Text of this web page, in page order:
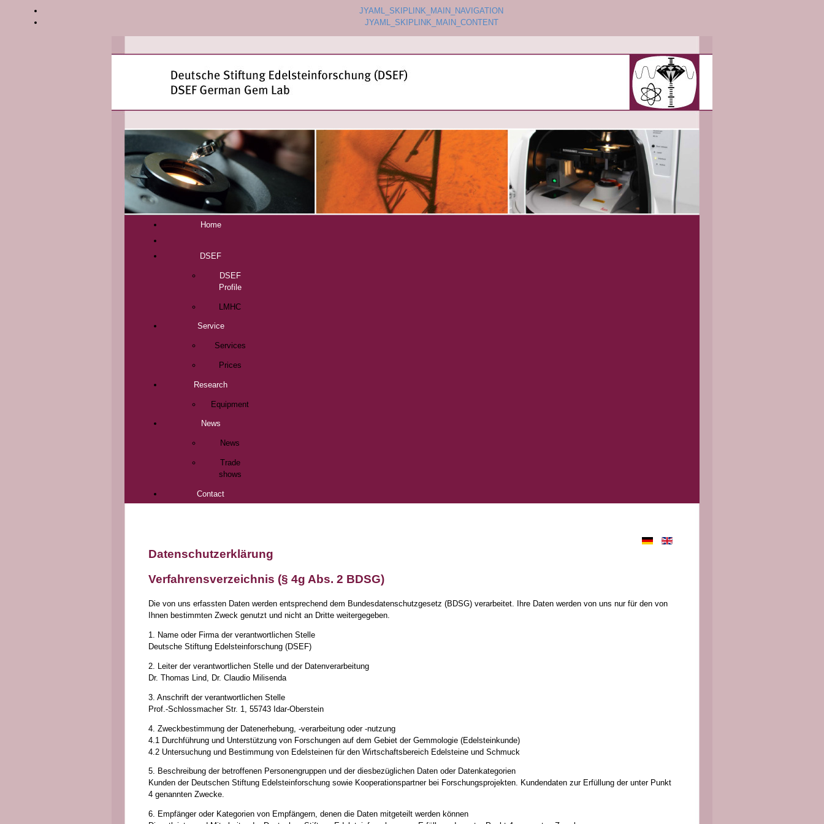
JYAML_SKIPLINK_MAIN_NAVIGATION
JYAML_SKIPLINK_MAIN_CONTENT
Home
DSEF
DSEF
Profile
LMHC
Service
Services
Prices
Research
Equipment
News
News
Trade
shows
Contact
Datenschutzerklärung
Verfahrensverzeichnis (§ 4g Abs. 2 BDSG)
Die von uns erfassten Daten werden entsprechend dem Bundesdatenschutzgesetz (BDSG) verarbeitet. Ihre Daten werden von uns nur für den von
Ihnen bestimmten Zweck genutzt und nicht an Dritte weitergegeben.
1. Name oder Firma der verantwortlichen Stelle
Deutsche Stiftung Edelsteinforschung (DSEF)
2. Leiter der verantwortlichen Stelle und der Datenverarbeitung
Dr. Thomas Lind, Dr. Claudio Milisenda
3. Anschrift der verantwortlichen Stelle
Prof.-Schlossmacher Str. 1, 55743 Idar-Oberstein
4. Zweckbestimmung der Datenerhebung, -verarbeitung oder -nutzung
4.1 Durchführung und Unterstützung von Forschungen auf dem Gebiet der Gemmologie (Edelsteinkunde)
4.2 Untersuchung und Bestimmung von Edelsteinen für den Wirtschaftsbereich Edelsteine und Schmuck
5. Beschreibung der betroffenen Personengruppen und der diesbezüglichen Daten oder Datenkategorien
Kunden der Deutschen Stiftung Edelsteinforschung sowie Kooperationspartner bei Forschungsprojekten. Kundendaten zur Erfüllung der unter Punkt
4 genannten Zwecke.
6. Empfänger oder Kategorien von Empfängern, denen die Daten mitgeteilt werden können